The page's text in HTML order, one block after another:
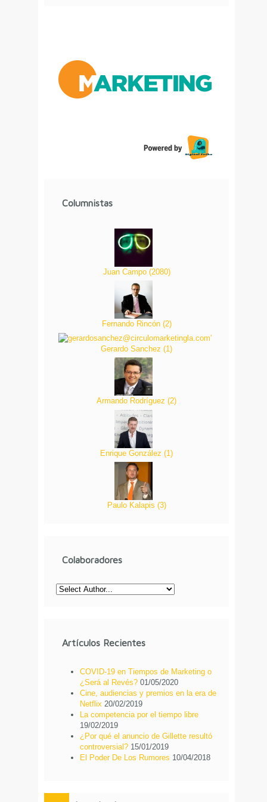
Columnistas
Juan Campo (2080)
Fernando Rincón (2)
Gerardo Sanchez (1)
Armando Rodríguez (2)
Enrique González (1)
Paulo Kalapis (3)
Colaboradores
Artículos Recientes
COVID-19 en Tiempos de Marketing o
¿Será al Revés? 01/05/2020
Cine, audiencias y premios en la era de
Netflix 20/02/2019
La competencia por el tiempo libre
19/02/2019
¿Por qué el anuncio de Gillette resultó
controversial? 15/01/2019
El Poder De Los Rumores 10/04/2018